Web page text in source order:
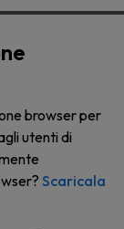
browser per
utenti di
Scaricala